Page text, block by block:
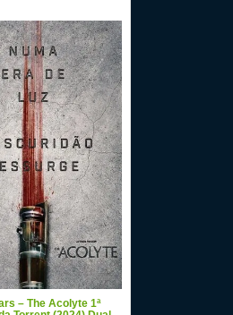
– The Acolyte 1ª